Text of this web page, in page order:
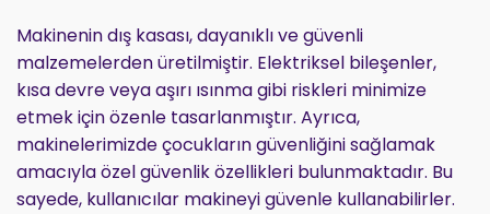
Makinenin dış kasası, dayanıklı ve güvenli
malzemelerden üretilmiştir. Elektriksel bileşenler,
kısa devre veya aşırı ısınma gibi riskleri minimize
etmek için özenle tasarlanmıştır. Ayrıca,
makinelerimizde çocukların güvenliğini sağlamak
amacıyla özel güvenlik özellikleri bulunmaktadır. Bu
sayede, kullanıcılar makineyi güvenle kullanabilirler.